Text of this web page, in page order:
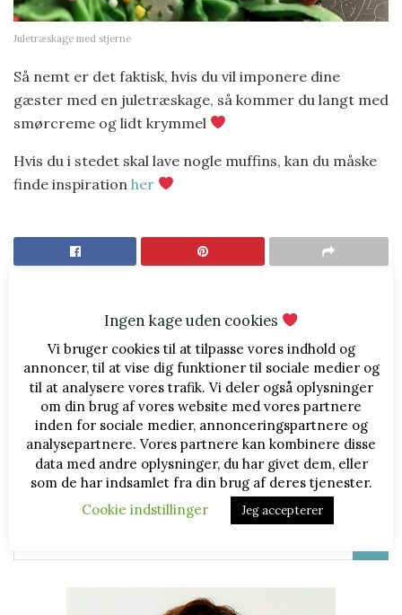
Juletræskage med stjerne
Så nemt er det faktisk, hvis du vil imponere dine
gæster med en juletræskage, så kommer du langt med
smørcreme og lidt krymmel
Hvis du i stedet skal lave nogle muffins, kan du måske
finde inspiration her
Bente Bager
Ingen kage uden cookies
Vi bruger cookies til at tilpasse vores indhold og
annoncer, til at vise dig funktioner til sociale medier og
til at analysere vores trafik. Vi deler også oplysninger
om din brug af vores website med vores partnere
inden for sociale medier, annonceringspartnere og
analysepartnere. Vores partnere kan kombinere disse
data med andre oplysninger, du har givet dem, eller
som de har indsamlet fra din brug af deres tjenester.
Cookie indstillinger
Jeg accepterer